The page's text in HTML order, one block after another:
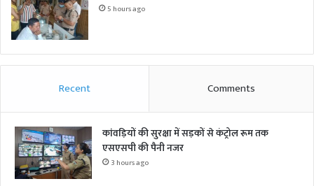
5 hours ago
Recent Comments
कांवड़ियों की सुरक्षा में सड़कों से कंट्रोल रूम तक
एसएसपी की पैनी नजर
3 hours ago